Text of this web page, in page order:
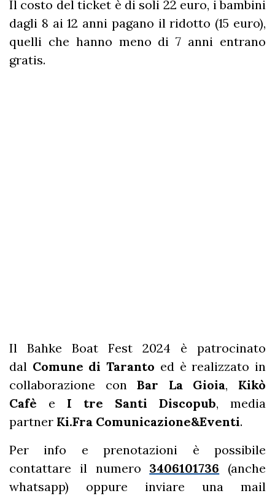
Il costo del ticket è di soli 22 euro, i bambini
dagli 8 ai 12 anni pagano il ridotto (15 euro),
quelli che hanno meno di 7 anni entrano
gratis.
Il Bahke Boat Fest 2024 è patrocinato
dal Comune di Taranto ed è realizzato in
collaborazione conBar La Gioia, Kikò
Cafè e I tre Santi Discopub, media
partner Ki.Fra Comunicazione&Eventi.
Per info e prenotazioni è possibile
contattare il numero 3406101736 (anche
whatsapp) oppure inviare una mail